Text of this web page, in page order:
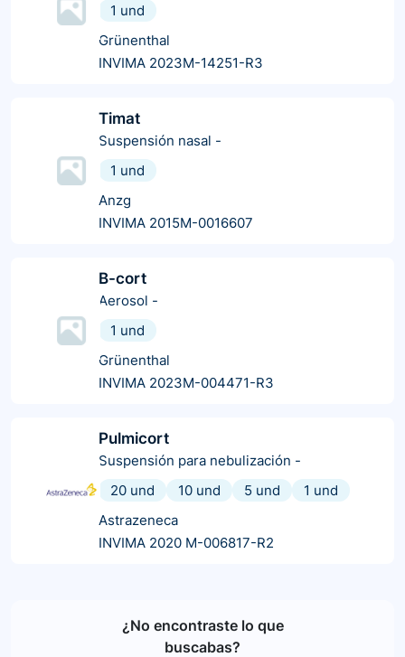
1 und
Grünenthal
INVIMA 2023M-14251-R3
Timat
Suspensión nasal -
1 und
Anzg
INVIMA 2015M-0016607
B-cort
Aerosol -
1 und
Grünenthal
INVIMA 2023M-004471-R3
Pulmicort
Suspensión para nebulización -
20 und
10 und 5 und
1 und
Astrazeneca
INVIMA 2020 M-006817-R2
¿No encontraste lo que
buscabas?